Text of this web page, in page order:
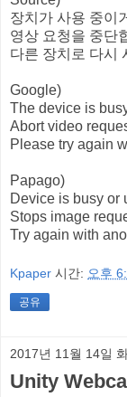
장치가 사용 중이
영상 요청을 중단
다른 장치로 다시
Google)
The device is
Abort video
Please try again
Papago)
Device is busy or
Stops image
Try again with
Kpaper 시간: 오후
공유
2017년 11월 14일
Unity